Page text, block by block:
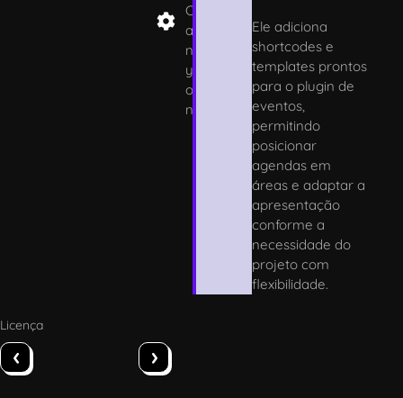
C
a
n
y
o
n
Ele adiciona
shortcodes e
templates prontos
para o plugin de
eventos,
permitindo
posicionar
agendas em
áreas e adaptar a
apresentação
conforme a
necessidade do
projeto com
flexibilidade.
Licença
‹ ›